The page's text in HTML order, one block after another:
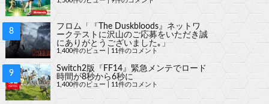
フロム「『The Duskbloods』ネットワ
ークテストに沢山のご応募をいただき誠
にありがとうございました｡」
1,400件のビュー 11件のコメント
Switch2版『FF14』緊急メンテでロード
時間が8秒から6秒に
1,400件のビュー 11件のコメント